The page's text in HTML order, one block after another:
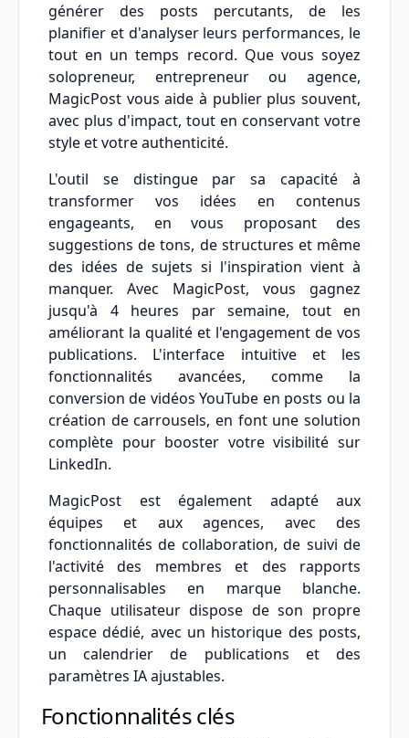
générer des posts percutants, de les
planifier et d'analyser leurs performances, le
tout en un temps record. Que vous soyez
solopreneur, entrepreneur ou agence,
MagicPost vous aide à publier plus souvent,
avec plus d'impact, tout en conservant votre
style et votre authenticité.
L'outil se distingue par sa capacité à
transformer vos idées en contenus
engageants, en vous proposant des
suggestions de tons, de structures et même
des idées de sujets si l'inspiration vient à
manquer. Avec MagicPost, vous gagnez
jusqu'à 4 heures par semaine, tout en
améliorant la qualité et l'engagement de vos
publications. L'interface intuitive et les
fonctionnalités avancées, comme la
conversion de vidéos YouTube en posts ou la
création de carrousels, en font une solution
complète pour booster votre visibilité sur
LinkedIn.
MagicPost est également adapté aux
équipes et aux agences, avec des
fonctionnalités de collaboration, de suivi de
l'activité des membres et des rapports
personnalisables en marque blanche.
Chaque utilisateur dispose de son propre
espace dédié, avec un historique des posts,
un calendrier de publications et des
paramètres IA ajustables.
Fonctionnalités clés